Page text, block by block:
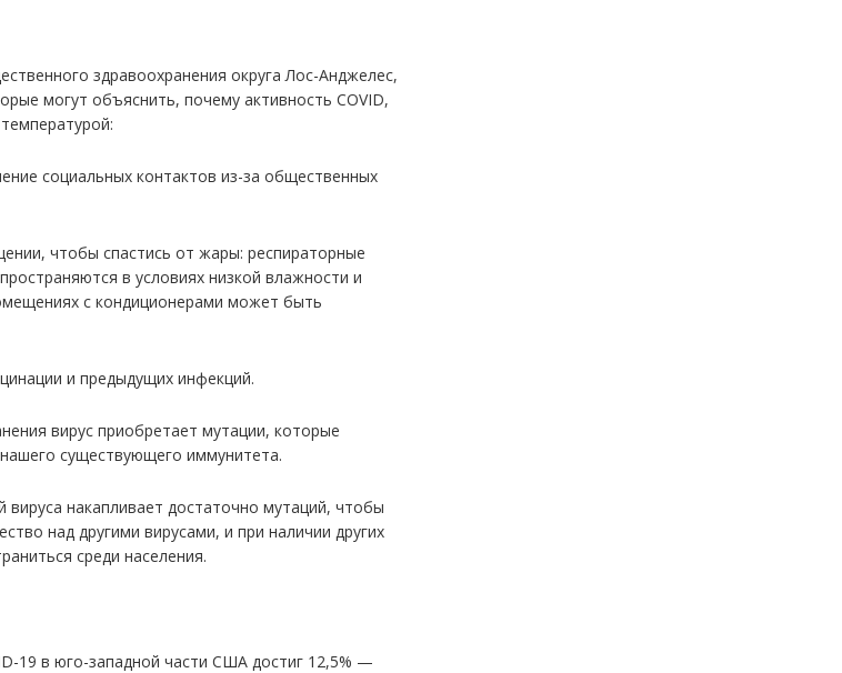
здравоохранения округа Лос-Анджелес,
могут объяснить, почему активность COVID,
социальных контактов из-за общественных
чтобы спастись от жары: респираторные
в условиях низкой влажности и
с кондиционерами может быть
и предыдущих инфекций.
вирус приобретает мутации, которые
существующего иммунитета.
вируса накапливает достаточно мутаций, чтобы
над другими вирусами, и при наличии других
среди населения.
19 в юго-западной части США достиг 12,5% —